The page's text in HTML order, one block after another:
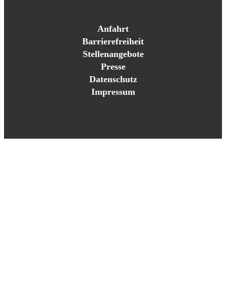
Anfahrt
Barrierefreiheit
Stellenangebote
Presse
Datenschutz
Impressum